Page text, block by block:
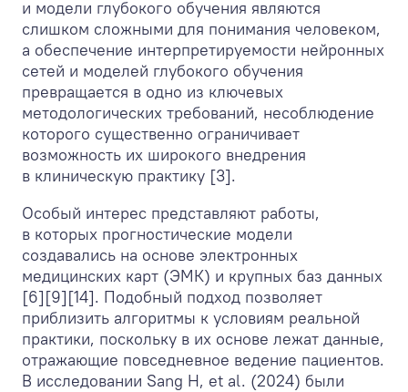
и модели глубокого обучения являются
слишком сложными для понимания человеком,
а обеспечение интерпретируемости нейронных
сетей и моделей глубокого обучения
превращается в одно из ключевых
методологических требований, несоблюдение
которого существенно ограничивает
возможность их широкого внедрения
в клиническую практику [3].
Особый интерес представляют работы,
в которых прогностические модели
создавались на основе электронных
медицинских карт (ЭМК) и крупных баз данных
[6][9][14]. Подобный подход позволяет
приблизить алгоритмы к условиям реальной
практики, поскольку в их основе лежат данные,
отражающие повседневное ведение пациентов.
В исследовании Sang H, et al. (2024) были